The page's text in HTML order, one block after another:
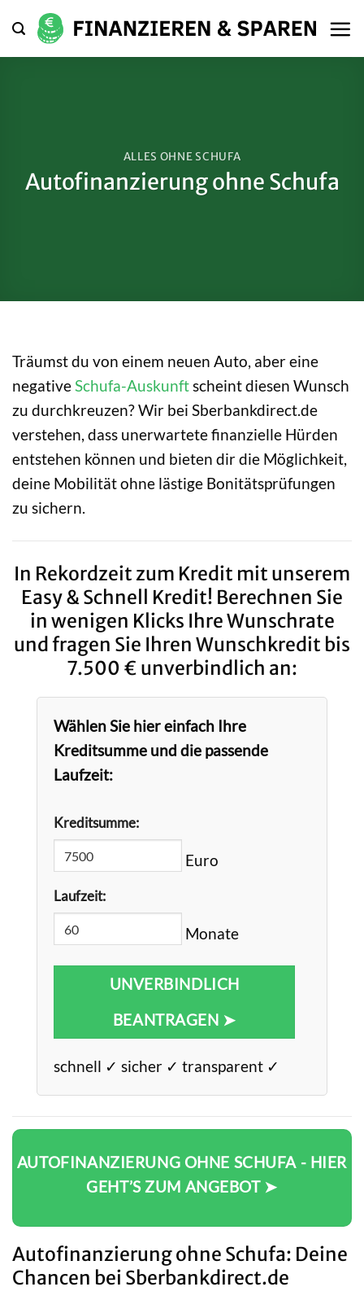
Inhalt
springen
ALLES OHNE SCHUFA
Autofinanzierung ohne Schufa
Träumst du von einem neuen Auto, aber eine
negativeSchufa-Auskunftscheint diesen Wunsch
zu durchkreuzen? Wir bei Sberbankdirect.de
verstehen, dass unerwartete finanzielle Hürden
entstehen können und bieten dir die Möglichkeit,
deine Mobilität ohne lästige Bonitätsprüfungen
zu sichern.
In Rekordzeit zum Kredit mit unserem
Easy & Schnell Kredit! Berechnen Sie
in wenigen Klicks Ihre Wunschrate
und fragen Sie Ihren Wunschkredit bis
7.500 € unverbindlich an:
Wählen Sie hier einfach Ihre
Kreditsumme und die passende
Laufzeit:
Kreditsumme:
Euro
Laufzeit:
Monate
UNVERBINDLICH
BEANTRAGEN ➤
schnell ✓ sicher ✓ transparent ✓
AUTOFINANZIERUNG OHNE SCHUFA - HIER
GEHT’S ZUM ANGEBOT ➤
Autofinanzierung ohne Schufa: Deine
Chancen bei Sberbankdirect.de